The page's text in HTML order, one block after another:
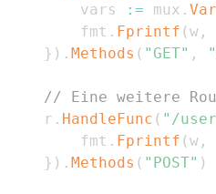
		vars
:= mux .
		fmt
. Fprintf (w ,
} ) . Methods ( "GET" ,
// Eine weitere
	r
. HandleFunc ( "/
		fmt
. Fprintf (w ,
} ) . Methods ( "POST" )